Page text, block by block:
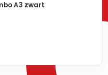
A3 zwart